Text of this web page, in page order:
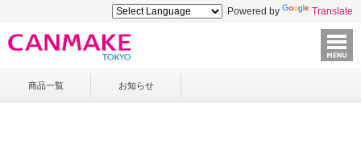
Powered by Translate
商品一覧 お知らせ